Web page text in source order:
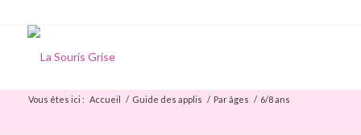
Vous êtes ici : Accueil / Guide des applis / Par âges / 6/8 ans